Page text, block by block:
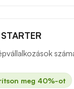
meg 40%-ot